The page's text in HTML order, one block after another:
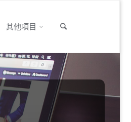
其他項目